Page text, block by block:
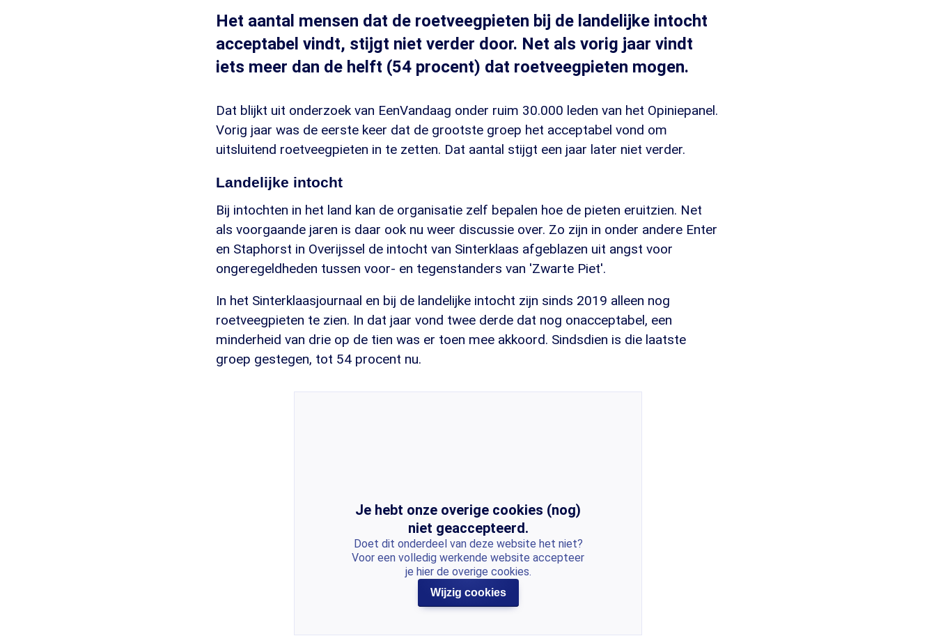
Het aantal mensen dat de roetveegpieten bij de landelijke intocht
acceptabel vindt, stijgt niet verder door. Net als vorig jaar vindt
iets meer dan de helft (54 procent) dat roetveegpieten mogen.
Dat blijkt uit onderzoek van EenVandaag onder ruim 30.000 leden van het Opiniepanel.
Vorig jaar was de eerste keer dat de grootste groep het acceptabel vond om
uitsluitend roetveegpieten in te zetten. Dat aantal stijgt een jaar later niet verder.
Landelijke intocht
Bij intochten in het land kan de organisatie zelf bepalen hoe de pieten eruitzien. Net
als voorgaande jaren is daar ook nu weer discussie over. Zo zijn in onder andere Enter
en Staphorst in Overijssel de intocht van Sinterklaas afgeblazen uit angst voor
ongeregeldheden tussen voor- en tegenstanders van 'Zwarte Piet'.
In het Sinterklaasjournaal en bij de landelijke intocht zijn sinds 2019 alleen nog
roetveegpieten te zien. In dat jaar vond twee derde dat nog onacceptabel, een
minderheid van drie op de tien was er toen mee akkoord. Sindsdien is die laatste
groep gestegen, tot 54 procent nu.
Je hebt onze overige cookies (nog)
niet geaccepteerd.
Doet dit onderdeel van deze website het niet?
Voor een volledig werkende website accepteer
je hier de overige cookies.
Wijzig cookies